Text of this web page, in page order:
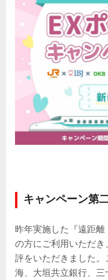
キャンペーン第
昨年実施した『遠距離
の方にご利用いただ
評をいただきました。
海、大垣共立銀行、三